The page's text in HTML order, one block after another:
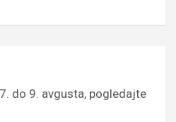
do 9. avgusta, pogledajte